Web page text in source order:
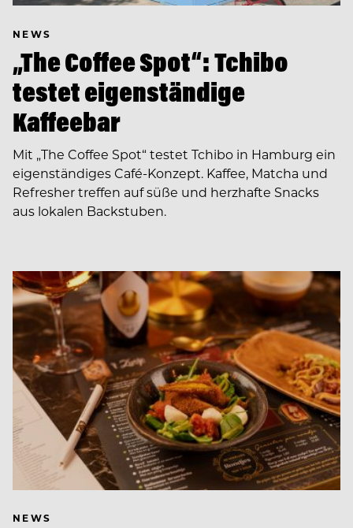
NEWS
„The Coffee Spot“: Tchibo
testet eigenständige
Kaffeebar
Mit „The Coffee Spot“ testet Tchibo in Hamburg ein
eigenständiges Café-Konzept. Kaffee, Matcha und
Refresher treffen auf süße und herzhafte Snacks
aus lokalen Backstuben.
NEWS